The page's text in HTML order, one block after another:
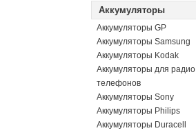
Аккумуляторы
Аккумуляторы GP
Аккумуляторы Samsung
Аккумуляторы Kodak
Аккумуляторы для радио
телефонов
Аккумуляторы Sony
Аккумуляторы Philips
Аккумуляторы Duracell